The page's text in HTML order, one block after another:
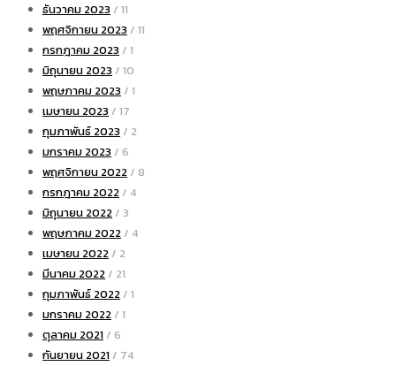
ธันวาคม 2023 / 11
พฤศจิกายน 2023 / 11
กรกฎาคม 2023 / 1
มิถุนายน 2023 / 10
พฤษภาคม 2023 / 1
เมษายน 2023 / 17
กุมภาพันธ์ 2023 / 2
มกราคม 2023 / 6
พฤศจิกายน 2022 / 8
กรกฎาคม 2022 / 4
มิถุนายน 2022 / 3
พฤษภาคม 2022 / 4
เมษายน 2022 / 2
มีนาคม 2022 / 21
กุมภาพันธ์ 2022 / 1
มกราคม 2022 / 1
ตุลาคม 2021 / 6
กันยายน 2021 / 74